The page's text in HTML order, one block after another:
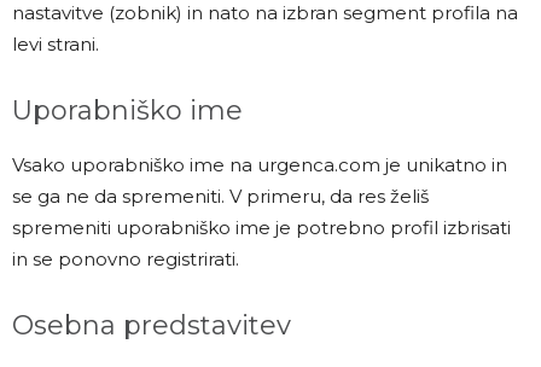
nastavitve (zobnik) in nato na izbran segment profila na
levi strani.
Uporabniško ime
Vsako uporabniško ime na urgenca.com je unikatno in
se ga ne da spremeniti. V primeru, da res želiš
spremeniti uporabniško ime je potrebno profil izbrisati
in se ponovno registrirati.
Osebna predstavitev